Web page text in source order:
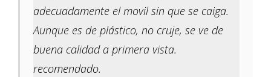
adecuadamente el movil sin que se caiga.
Aunque es de plástico, no cruje, se ve de
buena calidad a primera vista.
recomendado.